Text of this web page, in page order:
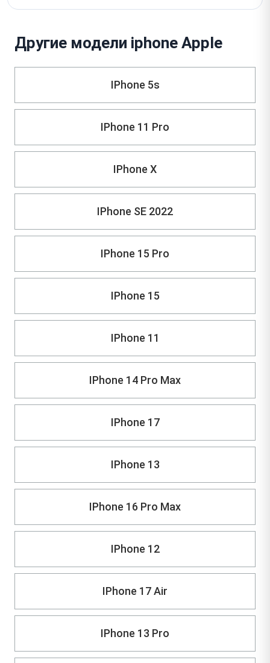
Другие модели iphone Apple
IPhone 5s
IPhone 11 Pro
IPhone X
IPhone SE 2022
IPhone 15 Pro
IPhone 15
IPhone 11
IPhone 14 Pro Max
IPhone 17
IPhone 13
IPhone 16 Pro Max
IPhone 12
IPhone 17 Air
IPhone 13 Pro